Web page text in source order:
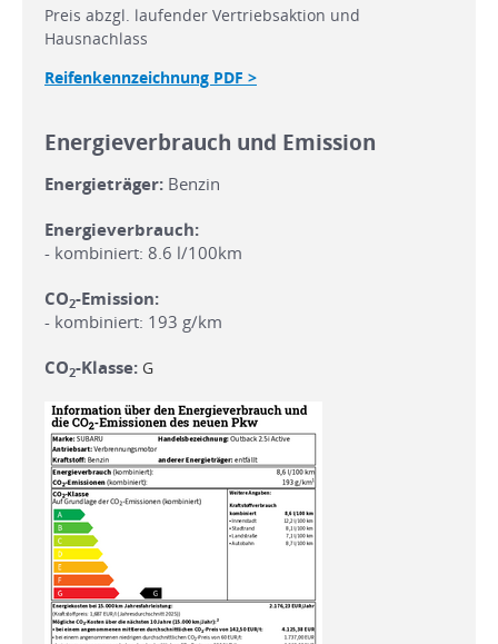
Preis abzgl. laufender Vertriebsaktion und
Hausnachlass
Reifenkennzeichnung PDF >
Energieverbrauch und Emission
Energieträger: Benzin
Energieverbrauch:
- kombiniert: 8.6 l/100km
CO2-Emission:
- kombiniert: 193 g/km
CO2-Klasse: G